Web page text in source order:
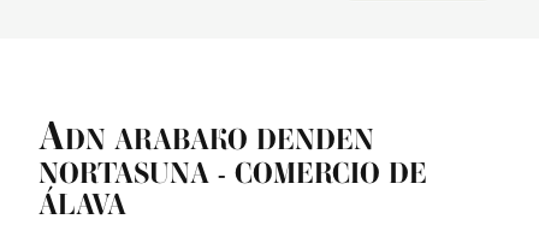
ADN ARABAKO DENDEN
NORTASUNA - COMERCIO DE
ÁLAVA